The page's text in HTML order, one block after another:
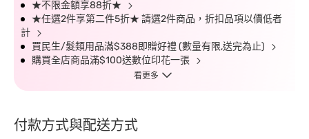
★不限金額享88折★
★任選2件享第二件5折★ 請選2件商品，折扣品項以價低者
計
買民生/髮類用品滿$388即贈好禮 (數量有限,送完為止)
購買全店商品滿$100送數位印花一張
看更多
付款方式與配送方式